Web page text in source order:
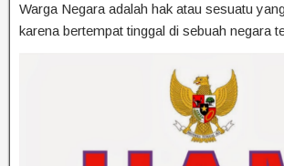
Warga Negara adalah hak atau sesuatu
karena bertempat tinggal di sebuah negara